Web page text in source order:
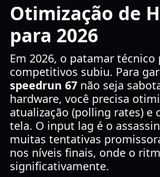
Otimização de
para 2026
Em 2026, o patamar técnico
competitivos subiu. Para
speedrun 67 não seja
hardware, você precisa
atualização (polling rates) e
tela. O input lag é o
muitas tentativas
nos níveis finais, onde o
significativamente.